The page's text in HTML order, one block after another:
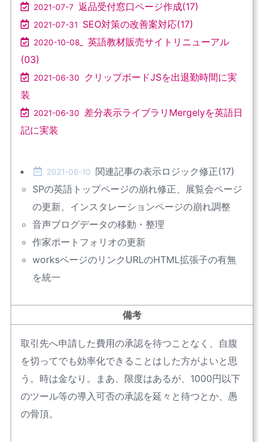
2021-07-7 返品受付窓口ページ作成(17)
2021-07-31 SEO対策の改善案対応(17)
2020-10-08_
英語教材販売サイトリニューアル
(03)
2021-06-30
クリップボードJSを出退勤時間に実
装
2021-06-30
差分表示ライブラリMergelyを英語日
記に実装
2021-06-10 関連記事の表示ロジック修正(17)
SPの英語トップページの崩れ修正、展覧会ページ
の更新、インスタレーションページの崩れ調整
音声ブログデータの移動・整理
作家ポートフォリオの更新
worksページのリンクURLのHTML拡張子の有無
を統一
備考
取引先へ申請した費用の承認を待つことなく、自腹
を切ってでも効率化できることはした方がよいと思
う。時は金なり。まあ、限度はあるが、1000円以下
のツール等の導入可否の承認を延々と待つとか、愚
の骨頂。